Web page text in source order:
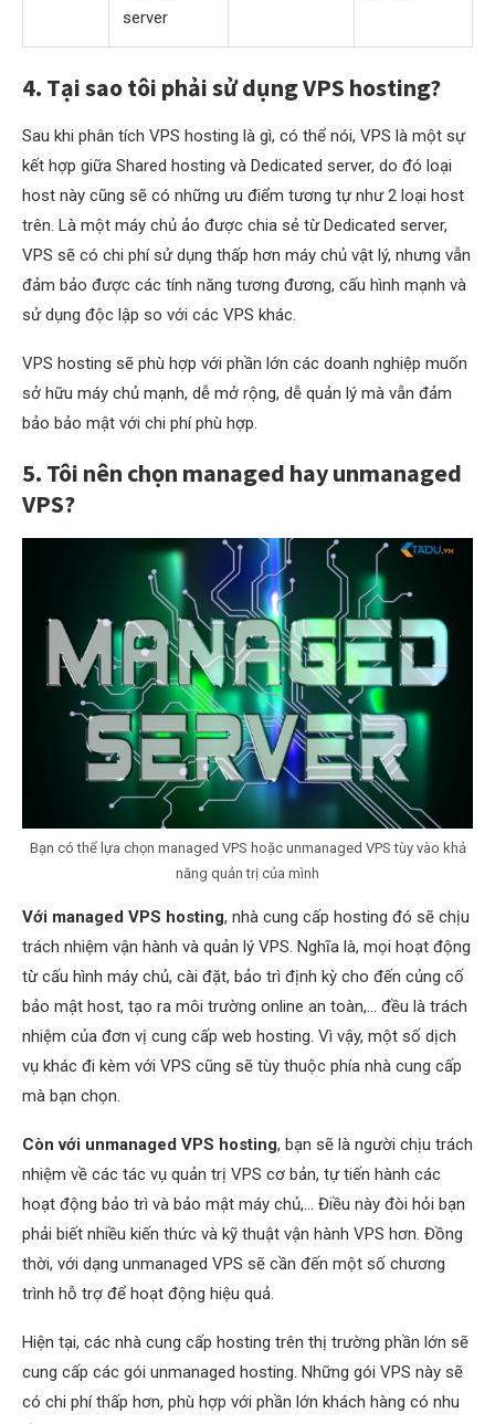
server
4. Tại sao tôi phải sử dụng VPS hosting?
Sau khi phân tích VPS hosting là gì, có thể nói, VPS là một sự
kết hợp giữa Shared hosting và Dedicated server, do đó loại
host này cũng sẽ có những ưu điểm tương tự như 2 loại host
trên. Là một máy chủ ảo được chia sẻ từ Dedicated server,
VPS sẽ có chi phí sử dụng thấp hơn máy chủ vật lý, nhưng vẫn
đảm bảo được các tính năng tương đương, cấu hình mạnh và
sử dụng độc lập so với các VPS khác.
VPS hosting sẽ phù hợp với phần lớn các doanh nghiệp muốn
sở hữu máy chủ mạnh, dễ mở rộng, dễ quản lý mà vẫn đảm
bảo bảo mật với chi phí phù hợp.
5. Tôi nên chọn managed hay unmanaged
VPS?
Bạn có thể lựa chọn managed VPS hoặc unmanaged VPS tùy vào khả
năng quản trị của mình
Với managed VPS hosting, nhà cung cấp hosting đó sẽ chịu
trách nhiệm vận hành và quản lý VPS. Nghĩa là, mọi hoạt động
từ cấu hình máy chủ, cài đặt, bảo trì định kỳ cho đến củng cố
bảo mật host, tạo ra môi trường online an toàn,… đều là trách
nhiệm của đơn vị cung cấp web hosting. Vì vậy, một số dịch
vụ khác đi kèm với VPS cũng sẽ tùy thuộc phía nhà cung cấp
mà bạn chọn.
Còn với unmanaged VPS hosting, bạn sẽ là người chịu trách
nhiệm về các tác vụ quản trị VPS cơ bản, tự tiến hành các
hoạt động bảo trì và bảo mật máy chủ,… Điều này đòi hỏi bạn
phải biết nhiều kiến thức và kỹ thuật vận hành VPS hơn. Đồng
thời, với dạng unmanaged VPS sẽ cần đến một số chương
trình hỗ trợ để hoạt động hiệu quả.
Hiện tại, các nhà cung cấp hosting trên thị trường phần lớn sẽ
cung cấp các gói unmanaged hosting. Những gói VPS này sẽ
có chi phí thấp hơn, phù hợp với phần lớn khách hàng có nhu